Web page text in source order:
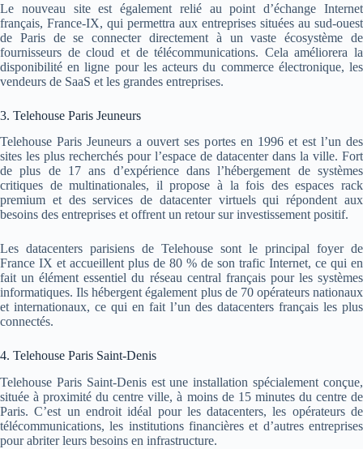
Le nouveau site est également relié au point d’échange Internet
français, France-IX, qui permettra aux entreprises situées au sud-ouest
de Paris de se connecter directement à un vaste écosystème de
fournisseurs de cloud et de télécommunications. Cela améliorera la
disponibilité en ligne pour les acteurs du commerce électronique, les
vendeurs de SaaS et les grandes entreprises.
3. Telehouse Paris Jeuneurs
Telehouse Paris Jeuneurs a ouvert ses portes en 1996 et est l’un des
sites les plus recherchés pour l’espace de datacenter dans la ville. Fort
de plus de 17 ans d’expérience dans l’hébergement de systèmes
critiques de multinationales, il propose à la fois des espaces rack
premium et des services de datacenter virtuels qui répondent aux
besoins des entreprises et offrent un retour sur investissement positif.
Les datacenters parisiens de Telehouse sont le principal foyer de
France IX et accueillent plus de 80 % de son trafic Internet, ce qui en
fait un élément essentiel du réseau central français pour les systèmes
informatiques. Ils hébergent également plus de 70 opérateurs nationaux
et internationaux, ce qui en fait l’un des datacenters français les plus
connectés.
4. Telehouse Paris Saint-Denis
Telehouse Paris Saint-Denis est une installation spécialement conçue,
située à proximité du centre ville, à moins de 15 minutes du centre de
Paris. C’est un endroit idéal pour les datacenters, les opérateurs de
télécommunications, les institutions financières et d’autres entreprises
pour abriter leurs besoins en infrastructure.